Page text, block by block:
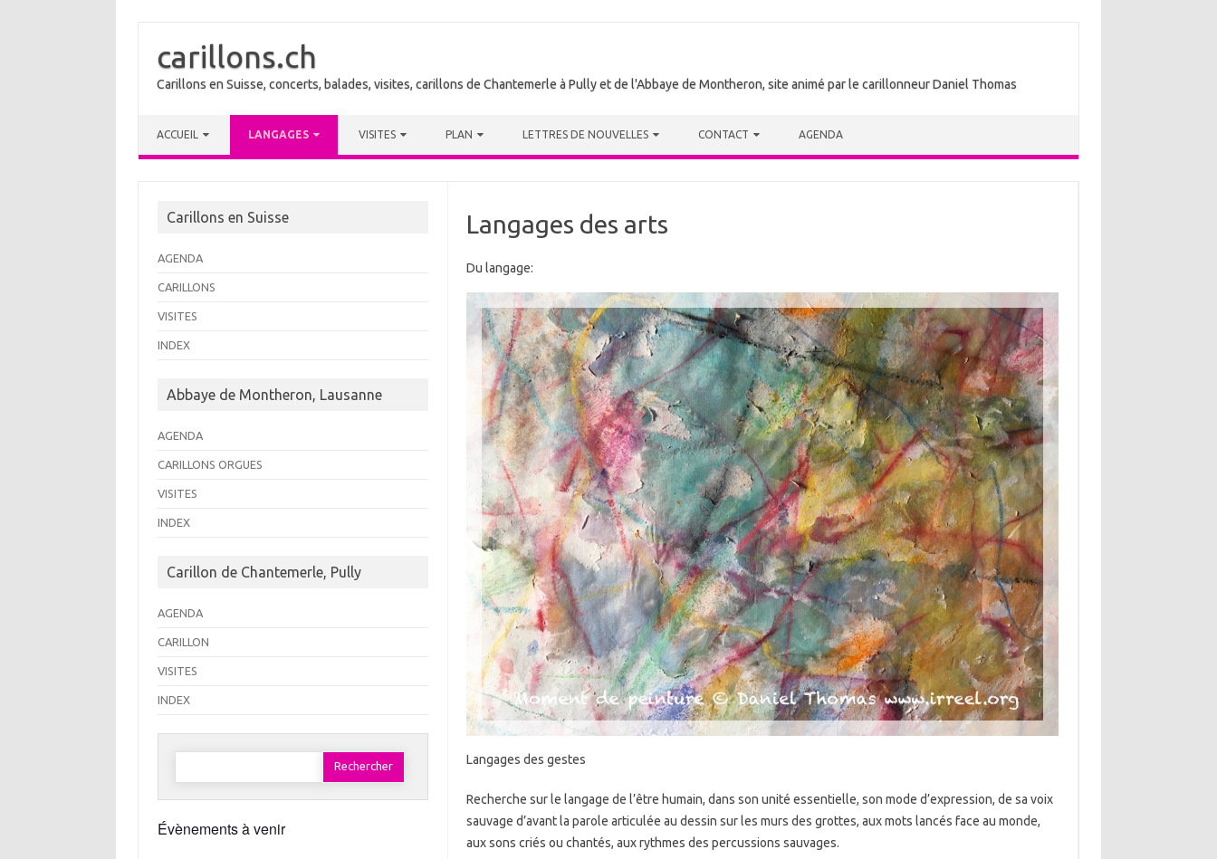
carillons.ch
Carillons en Suisse, concerts, balades, visites, carillons de Chantemerle à Pully et de l'Abbaye de Montheron, site animé par le carillonneur Daniel Thomas
ACCUEIL LANGAGES VISITES PLAN LETTRES DE NOUVELLES CONTACT AGENDA
Langages des arts
Du langage:
Langages des gestes
Recherche sur le langage de l’être humain, dans son unité essentielle, son mode d’expression, de sa voix
sauvage d’avant la parole articulée au dessin sur les murs des grottes, aux mots lancés face au monde,
aux sons criés ou chantés, aux rythmes des percussions sauvages.
Carillons en Suisse
AGENDA
CARILLONS
VISITES
INDEX
Abbaye de Montheron, Lausanne
AGENDA
CARILLONS ORGUES
VISITES
INDEX
Carillon de Chantemerle, Pully
AGENDA
CARILLON
VISITES
INDEX
Rechercher :
Évènements à venir